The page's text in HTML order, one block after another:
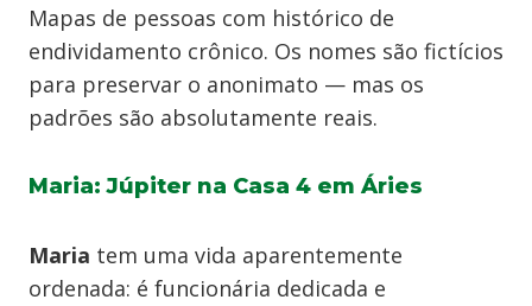
Mapas de pessoas com histórico de
endividamento crônico. Os nomes são fictícios
para preservar o anonimato — mas os
padrões são absolutamente reais.
Maria: Júpiter na Casa 4 em Áries
Maria tem uma vida aparentemente
ordenada: é funcionária dedicada e